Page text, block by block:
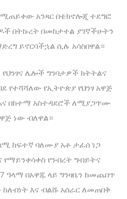
አንጻር በቴክኖሎጂ ተደግፎ
በትኩረት በመከታተል ያገኛችሁትን
ይኖርባችኋል ሲሉ አሳስበዋል።
ሌሎች ግንባታዎች ክትትልና
የተሻሻለው የኢትዮጵያ የህንፃ አዋጅ
በከተማ አስተዳደሮች ለሚያጋጥሙ
ነው ብለዋል።
ከፍተኛ ባለሙያ አቶ ታፈሰ ነጋ
የንብረት ግብይትና
ዓላማ በአዋጁ ላይ ግንዛቤን ከመጨበጥ
እና ብልሹ አሰራር ለመጠበቅ